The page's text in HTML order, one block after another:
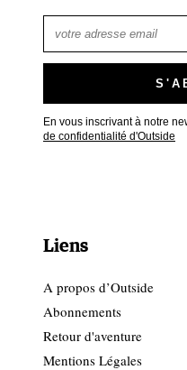
En vous inscrivant à notre
de confidentialité d'Outside
Liens
A propos d’Outside
Abonnements
Retour d'aventure
Mentions Légales